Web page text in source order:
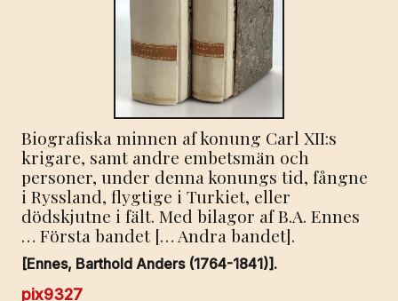
Biografiska minnen af konung Carl XII:s
krigare, samt andre embetsmän och
personer, under denna konungs tid, fångne
i Ryssland, flygtige i Turkiet, eller
dödskjutne i fält. Med bilagor af B.A. Ennes
… Första bandet [… Andra bandet].
[Ennes, Barthold Anders (1764-1841)].
pix9327